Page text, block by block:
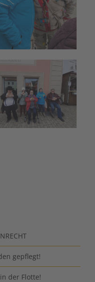
gepflegt!
der Flotte!